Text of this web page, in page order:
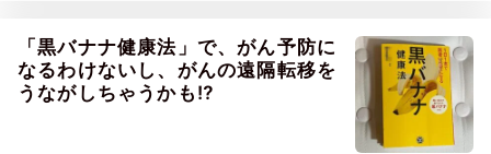
「黒バナナ健康法」で、がん予防に
なるわけないし、がんの遠隔転移を
うながしちゃうかも⁉